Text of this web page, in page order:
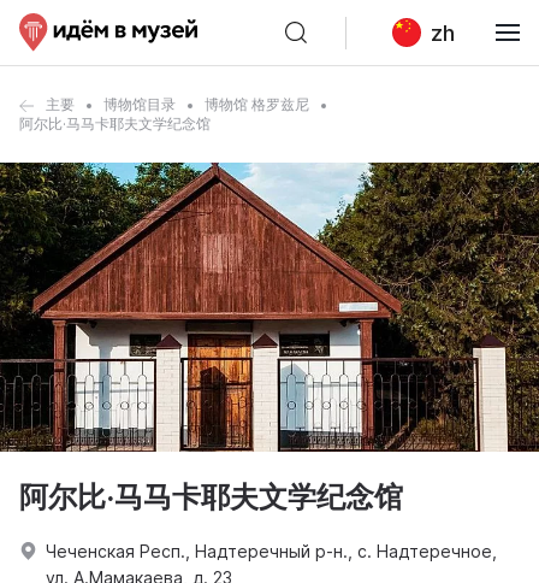
zh
主要 博物馆目录
博物馆 格罗兹尼
阿尔比·马马卡耶夫文学纪念馆
阿尔比·马马卡耶夫文学纪念馆
Чеченская Респ., Надтеречный р-н., с. Надтеречное,
ул. А.Мамакаева, д. 23